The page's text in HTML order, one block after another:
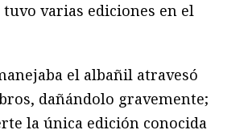
tuvo varias ediciones en el
el albañil atravesó
dañándolo gravemente;
la única edición conocida